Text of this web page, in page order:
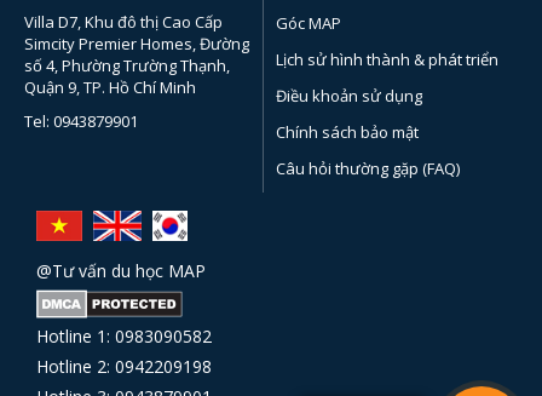
Villa D7, Khu đô thị Cao Cấp
Simcity Premier Homes, Đường
số 4, Phường Trường Thạnh,
Quận 9, TP. Hồ Chí Minh
Tel: 0943879901
Góc MAP
Lịch sử hình thành & phát triển
Điều khoản sử dụng
Chính sách bảo mật
Câu hỏi thường gặp (FAQ)
@Tư vấn du học MAP
Hotline 1: 0983090582
Hotline 2: 0942209198